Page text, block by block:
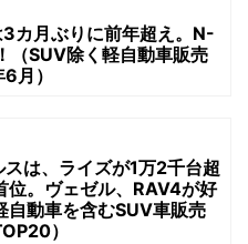
カ月ぶりに前年超え。N-
（SUV除く軽自動車販売
月）
は、ライズが1万2千台超
位。ヴェゼル、RAV4が好
動車を含むSUV車販売
）